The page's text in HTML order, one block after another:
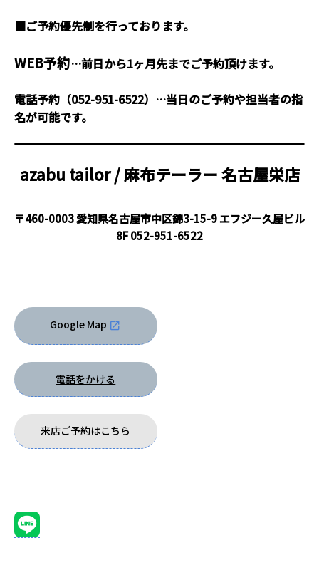
■ご予約優先制を行っております。
WEB予約…前日から1ヶ月先までご予約頂けます。
電話予約（052-951-6522） …当日のご予約や担当者の指
名が可能です。
azabu tailor / 麻布テーラー名古屋栄店
〒460-0003 愛知県名古屋市中区錦3-15-9 エフジー久屋ビル
8F052-951-6522
Google Map
電話をかける
来店ご予約はこちら